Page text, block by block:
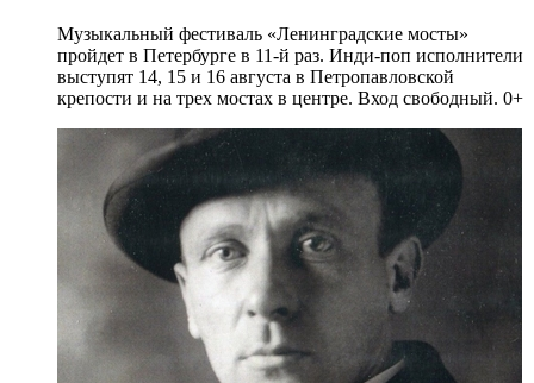
Музыкальный фестиваль «Ленинградские мосты»
пройдет в Петербурге в 11-й раз. Инди-поп исполнители
выступят 14, 15 и 16 августа в Петропавловской
крепости и на трех мостах в центре. Вход свободный. 0+